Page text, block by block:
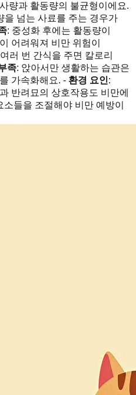
량과 활동량의 불균형이에요.
을 넘는 사료를 주는 경우가
: 중성화 후에는 활동량이
어려워져 비만 위험이
러 번 간식을 주면 칼로리
족: 앉아서만 생활하는 습관은
가속화해요. - 환경 요인:
반려묘의 상호작용도 비만에
들을 조절해야 비만 예방이